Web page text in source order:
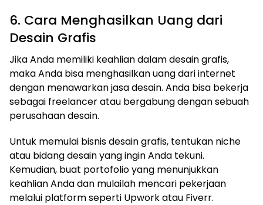
6. Cara Menghasilkan Uang dari
Desain Grafis
Jika Anda memiliki keahlian dalam desain grafis,
maka Anda bisa menghasilkan uang dari internet
dengan menawarkan jasa desain. Anda bisa bekerja
sebagai freelancer atau bergabung dengan sebuah
perusahaan desain.
Untuk memulai bisnis desain grafis, tentukan niche
atau bidang desain yang ingin Anda tekuni.
Kemudian, buat portofolio yang menunjukkan
keahlian Anda dan mulailah mencari pekerjaan
melalui platform seperti Upwork atau Fiverr.